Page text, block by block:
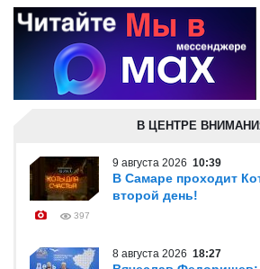
В ЦЕНТРЕ
9 августа 2026 10:39
В Самаре проходит
второй день!
397
8 августа 2026 18:27